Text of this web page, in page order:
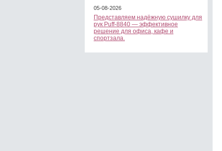
05-08-2026
Представляем надёжную сушилку для
рук Puff-8840 — эффективное
решение для офиса, кафе и
спортзала.